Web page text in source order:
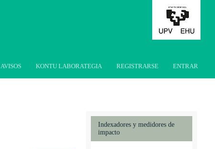
AVISOS KONTU LABORATEGIA REGISTRARSE ENTRAR
Indexadores y medidores de
impacto